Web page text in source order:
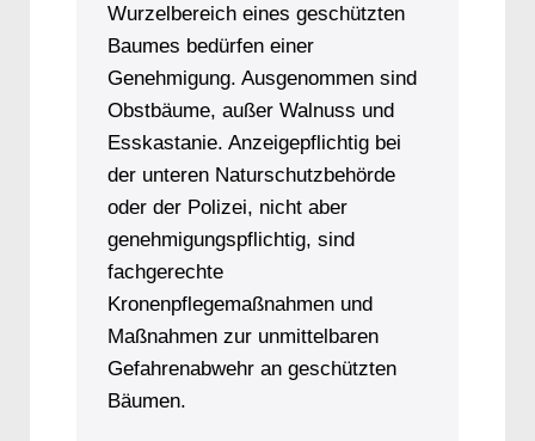
Wurzelbereich eines geschützten
Baumes bedürfen einer
Genehmigung. Ausgenommen sind
Obstbäume, außer Walnuss und
Esskastanie. Anzeigepflichtig bei
der unteren Naturschutzbehörde
oder der Polizei, nicht aber
genehmigungspflichtig, sind
fachgerechte
Kronenpflegemaßnahmen und
Maßnahmen zur unmittelbaren
Gefahrenabwehr an geschützten
Bäumen.